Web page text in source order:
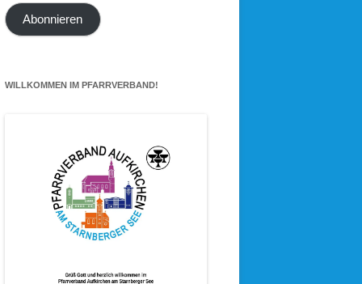
Mail-
Adresse
Abonnieren
WILLKOMMEN IM PFARRVERBAND!